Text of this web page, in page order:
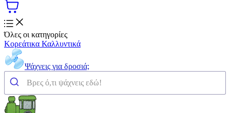
Όλες οι κατηγορίες
Κορεάτικα Καλλυντικά
Ψάχνεις για δροσιά;